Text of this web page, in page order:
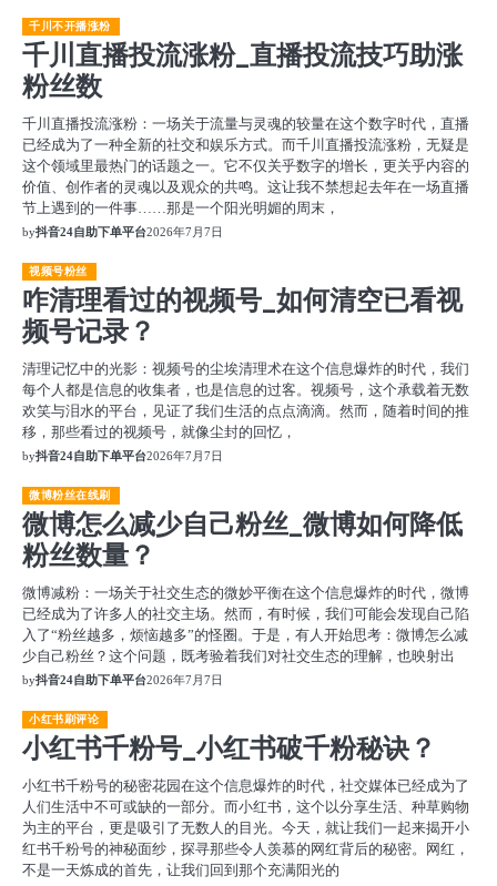
千川不开播涨粉
千川直播投流涨粉_直播投流技巧助涨
粉丝数
千川直播投流涨粉：一场关于流量与灵魂的较量在这个数字时代，直播
已经成为了一种全新的社交和娱乐方式。而千川直播投流涨粉，无疑是
这个领域里最热门的话题之一。它不仅关乎数字的增长，更关乎内容的
价值、创作者的灵魂以及观众的共鸣。这让我不禁想起去年在一场直播
节上遇到的一件事……那是一个阳光明媚的周末，
by抖音24自助下单平台2026年7月7日
视频号粉丝
咋清理看过的视频号_如何清空已看视
频号记录？
清理记忆中的光影：视频号的尘埃清理术在这个信息爆炸的时代，我们
每个人都是信息的收集者，也是信息的过客。视频号，这个承载着无数
欢笑与泪水的平台，见证了我们生活的点点滴滴。然而，随着时间的推
移，那些看过的视频号，就像尘封的回忆，
by抖音24自助下单平台2026年7月7日
微博粉丝在线刷
微博怎么减少自己粉丝_微博如何降低
粉丝数量？
微博减粉：一场关于社交生态的微妙平衡在这个信息爆炸的时代，微博
已经成为了许多人的社交主场。然而，有时候，我们可能会发现自己陷
入了“粉丝越多，烦恼越多”的怪圈。于是，有人开始思考：微博怎么减
少自己粉丝？这个问题，既考验着我们对社交生态的理解，也映射出
by抖音24自助下单平台2026年7月7日
小红书刷评论
小红书千粉号_小红书破千粉秘诀？
小红书千粉号的秘密花园在这个信息爆炸的时代，社交媒体已经成为了
人们生活中不可或缺的一部分。而小红书，这个以分享生活、种草购物
为主的平台，更是吸引了无数人的目光。今天，就让我们一起来揭开小
红书千粉号的神秘面纱，探寻那些令人羡慕的网红背后的秘密。网红，
不是一天炼成的首先，让我们回到那个充满阳光的